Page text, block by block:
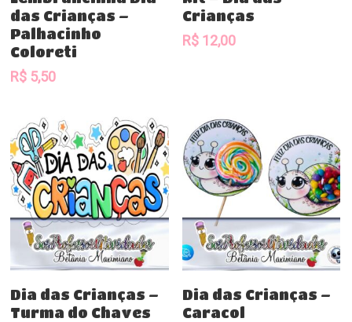
das Crianças –
Palhacinho
Coloreti
R$ 5,50
Crianças
R$12,00
Comprar
Dia das Crianças –
Turma do Chaves
Comprar
Dia das Crianças –
Caracol